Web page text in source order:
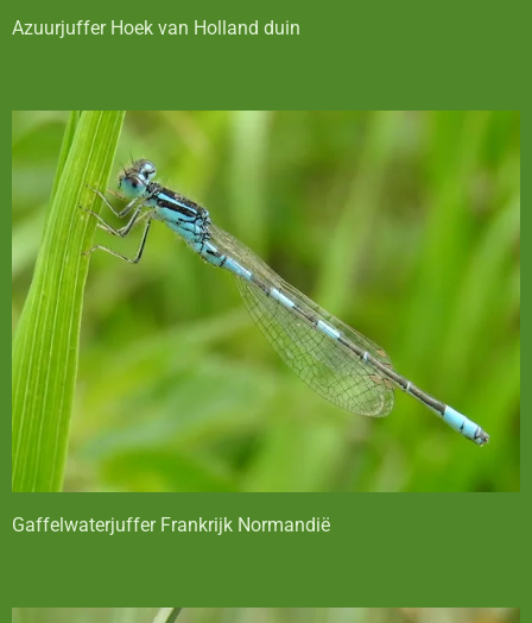
Azuurjuffer Hoek van Holland duin
Gaffelwaterjuffer Frankrijk Normandië